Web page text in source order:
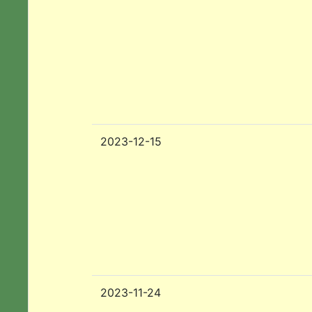
2023-12-15
2023-11-24